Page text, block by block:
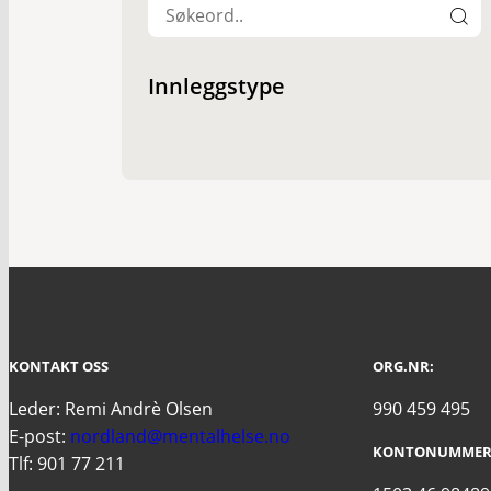
Innleggstype
KONTAKT OSS
Leder: Remi Andrè Olsen
E-post: nordland@mentalhelse.no
Tlf: 901 77 211
ORG.NR:
990 459 495